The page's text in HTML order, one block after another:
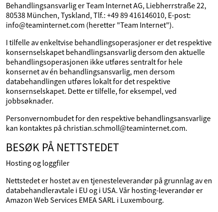
Behandlingsansvarlig er Team Internet AG, Liebherrstraße 22,
80538 München, Tyskland, Tlf.: +49 89 416146010, E-post:
info@teaminternet.com (heretter "Team Internet").
I tilfelle av enkeltvise behandlingsoperasjoner er det respektive
konsernselskapet behandlingsansvarlig dersom den aktuelle
behandlingsoperasjonen ikke utføres sentralt for hele
konsernet av én behandlingsansvarlig, men dersom
databehandlingen utføres lokalt for det respektive
konsernselskapet. Dette er tilfelle, for eksempel, ved
jobbsøknader.
Personvernombudet for den respektive behandlingsansvarlige
kan kontaktes på christian.schmoll@teaminternet.com.
BESØK PÅ NETTSTEDET
Hosting og loggfiler
Nettstedet er hostet av en tjenesteleverandør på grunnlag av en
databehandleravtale i EU og i USA. Vår hosting-leverandør er
Amazon Web Services EMEA SARL i Luxembourg.